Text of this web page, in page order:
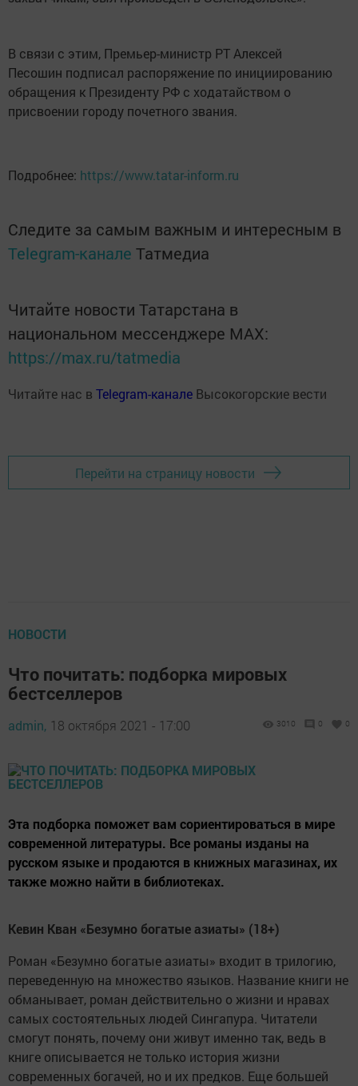
В связи с этим, Премьер-министр РТ Алексей
Песошин подписал распоряжение по инициированию
обращения к Президенту РФ с ходатайством о
присвоении городу почетного звания.
Подробнее: https://www.tatar-inform.ru
Следите за самым важным и интересным в
Telegram-канале Татмедиа
Читайте новости Татарстана в
национальном мессенджере MАХ:
https://max.ru/tatmedia
Читайте нас в Telegram-канале Высокогорские вести
Перейти на страницу новости
НОВОСТИ
Что почитать: подборка мировых
бестселлеров
admin, 18 октября 2021 - 17:00 3010 0 0
Эта подборка поможет вам сориентироваться в мире
современной литературы. Все романы изданы на
русском языке и продаются в книжных магазинах, их
также можно найти в библиотеках.
Кевин Кван «Безумно богатые азиаты» (18+)
Роман «Безумно богатые азиаты» входит в трилогию,
переведенную на множество языков. Название книги не
обманывает, роман действительно о жизни и нравах
самых состоятельных людей Сингапура. Читатели
смогут понять, почему они живут именно так, ведь в
книге описывается не только история жизни
современных богачей, но и их предков. Еще большей